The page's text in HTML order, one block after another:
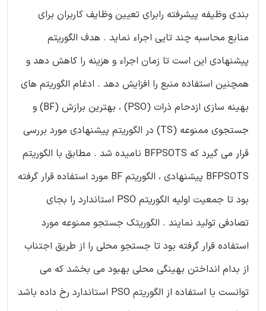
بندی وظیفه پیشرفته رابرای تعیین وظایف کاربران برای
منابع محاسبه چند تایی اجراء نماید . هدف الگوریتم
پیشنهادی این است تا زمان اجراء و هزینه را کاهش دهد و
همچنین استفاده منبع را افزایش دهد . ادغام الگوریتم های
بهینه سازی ازدحام ذرات (PSO) ، بهترین برازش (BF) و
جستجوی ممنوعه (TS) در الگوریتم پیشنهادی مورد بررسی
قرار می گیرد که BFPSOTS نامیده شد . مطابق با الگوریتم
BFPSOTS پیشنهادی ، الگوریتم BF مورد استفاده قرار گرفته
بود تا جمعیت اولیه الگوریتم PSO استاندارد را بجای
تصادفی تولید نمایند . الگوریتک جستجو ممنوعه مورد
استفاده قرار گرفته بود تا جستجو محلی را از طریق اجتناب
از بدام انداختن بهینگی محلی بهبود می بخشد که می
توانست با استفاده از الگوریتم PSO استاندارد رخ داده باشد